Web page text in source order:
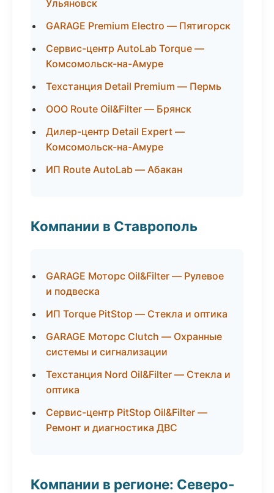
Ульяновск
GARAGE Premium Electro — Пятигорск
Сервис-центр AutoLab Torque —
Комсомольск-на-Амуре
Техстанция Detail Premium — Пермь
ООО Route Oil&Filter — Брянск
Дилер-центр Detail Expert —
Комсомольск-на-Амуре
ИП Route AutoLab — Абакан
Компании в Ставрополь
GARAGE Моторс Oil&Filter — Рулевое
и подвеска
ИП Torque PitStop — Стекла и оптика
GARAGE Моторс Clutch — Охранные
системы и сигнализации
Техстанция Nord Oil&Filter — Стекла и
оптика
Сервис-центр PitStop Oil&Filter —
Ремонт и диагностика ДВС
Компании в регионе: Северо-